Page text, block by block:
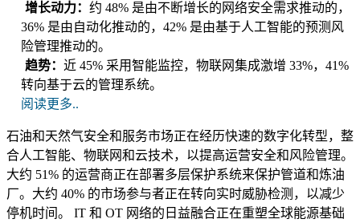
增长动力： 约 48% 是由不断增长的网络安全需求推动的，
36% 是由自动化推动的，42% 是由基于人工智能的预测风
险管理推动的。
趋势： 近 45% 采用智能监控，物联网集成激增 33%，41%
转向基于云的管理系统。
阅读更多..
石油和天然气安全和服务市场正在经历快速的数字化转型，整
合人工智能、物联网和云技术，以提高运营安全和风险管理。
大约 51% 的运营商正在部署多层保护系统来保护管道和炼油
厂。大约 40% 的市场参与者正在转向实时威胁检测，以减少
停机时间。 IT 和 OT 网络的日益融合正在重塑全球能源基础